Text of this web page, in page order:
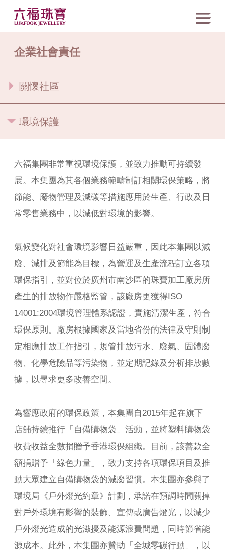
企業社會責任
關懷社區
環境保護
六福集團非常重視環境保護，並致力推動可持續發
展。本集團為其各個業務範疇制訂相關環保策略，將
節能、廢物管理及減碳等措施應用於生產、行政及日
常零售業務中，以減低對環境的影響。
氣候變化對社會環境影響日益嚴重，因此本集團以減
廢、減排及節能為目標，為營運及生產流程訂立各項
環保指引，並對位於廣州市南沙區的珠寶加工廠房所
產生的排放物作嚴格監管，該廠房更獲得ISO
14001:2004環境管理體系認證，實施清潔生產，符合
環保原則。廠房根據國家及當地省份的法律及守則制
定相應排放工作指引，規管排放污水、廢氣、固體廢
物、化學危險品等污染物，並定期記錄及分析排放數
據，以尋求更多改善空間。
為響應政府的環保政策，本集團自2015年起在旗下
店舖持續推行「自備購物袋」活動，並將塑料購物袋
收費收益全數捐贈予香港環保組織。目前，該善款全
額捐贈予「綠色力量」，致力支持各項環保項目及推
動大眾建立自備購物袋的減廢習慣。本集團亦參與了
環境局《戶外燈光約章》計劃，承諾在預調時間關掉
對戶外環境有影響的裝飾、宣傳或廣告燈光，以減少
戶外燈光造成的光滋擾及能源浪費問題，同時節省能
源成本。此外，本集團亦贊助「全城零碳行動」，以